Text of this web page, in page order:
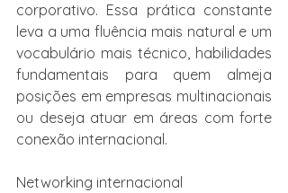
corporativo. Essa prática constante
leva a uma fluência mais natural e um
vocabulário mais técnico, habilidades
fundamentais para quem almeja
posições em empresas multinacionais
ou deseja atuar em áreas com forte
conexão internacional.
Networking internacional